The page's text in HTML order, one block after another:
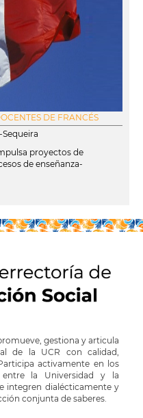
DE FRANCÉS
proyectos de
de enseñanza-
gestiona y articula
de la UCR con calidad,
activamente en los
la Universidad y la
integren dialécticamente y
conjunta de saberes.